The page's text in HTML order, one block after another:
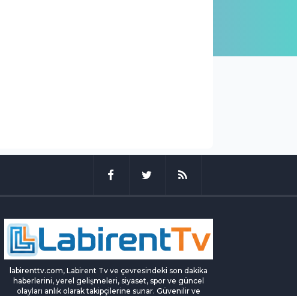
labirenttv.com, Labirent Tv ve çevresindeki son dakika
haberlerini, yerel gelişmeleri, siyaset, spor ve güncel
olayları anlık olarak takipçilerine sunar. Güvenilir ve